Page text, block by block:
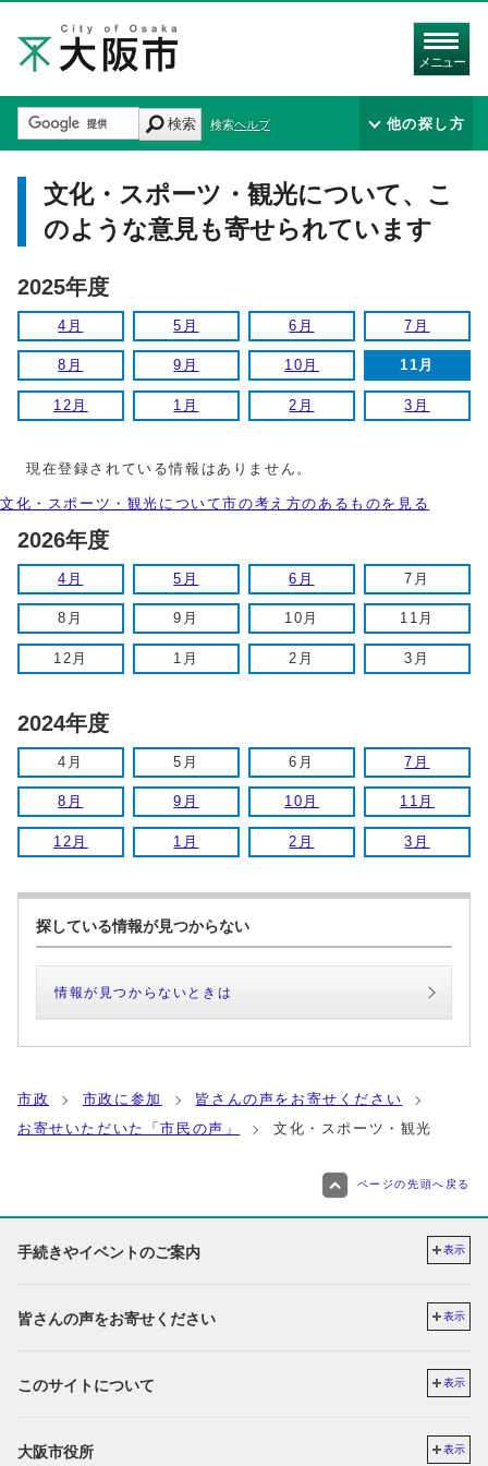
メニュー
検索 検索ヘルプ 他の探し方
文化・スポーツ・観光について、こ
のような意見も寄せられています
2025年度
4月 5月 6月 7月
8月 9月 10月 11月
12月 1月 2月 3月
現在登録されている情報はありません。
文化・スポーツ・観光について市の考え方のあるものを見る
2026年度
4月 5月 6月 7月
8月 9月 10月 11月
12月 1月 2月 3月
2024年度
4月 5月 6月 7月
8月 9月 10月 11月
12月 1月 2月 3月
探している情報が見つからない
情報が見つからないときは
市政 市政に参加
皆さんの声をお寄せください
お寄せいただいた「市民の声」
文化・スポーツ・観光
ページの先頭へ戻る
手続きやイベントのご案内 表示
皆さんの声をお寄せください 表示
このサイトについて 表示
大阪市役所 表示